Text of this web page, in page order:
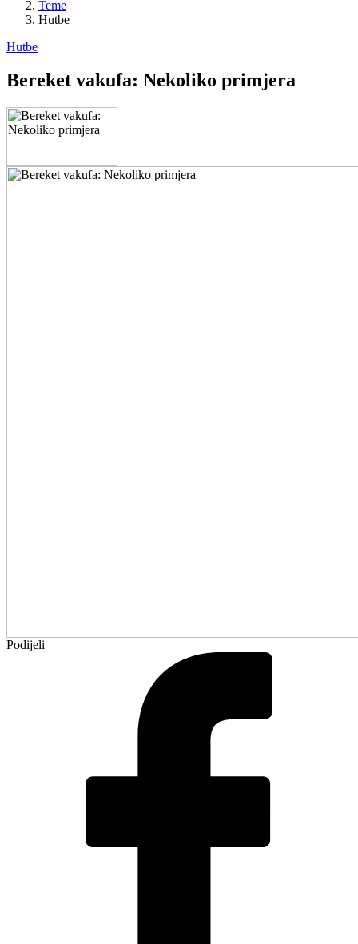
Teme
Hutbe
Hutbe
Bereket vakufa: Nekoliko primjera
Podijeli